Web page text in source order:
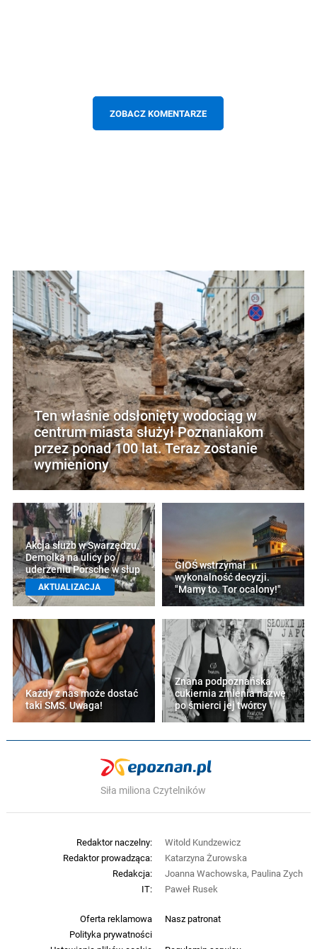
ZOBACZ KOMENTARZE
Ten właśnie odsłonięty wodociąg w
centrum miasta służył Poznaniakom
przez ponad 100 lat. Teraz zostanie
wymieniony
Akcja służb w Swarzędzu.
Demolka na ulicy po
uderzeniu Porsche w słup
AKTUALIZACJA
GIOŚ wstrzymał
wykonalność decyzji.
"Mamy to. Tor ocalony!"
Każdy z nas może dostać
taki SMS. Uwaga!
Znana podpoznańska
cukiernia zmienia nazwę
po śmierci jej twórcy
Siła miliona Czytelników
Oferta reklamowa
Nasz patronat
Polityka prywatności
Redaktor naczelny:
Witold Kundzewicz
Redaktor prowadząca:
Katarzyna Żurowska
Redakcja:
Joanna Wachowska, Paulina Zych
IT:
Paweł Rusek